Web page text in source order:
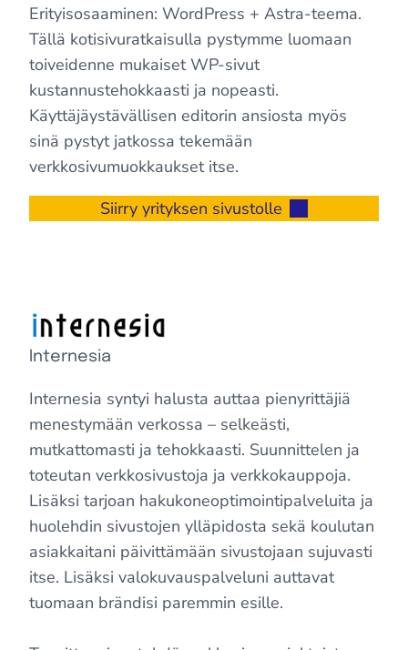
Erityisosaaminen: WordPress + Astra-teema.
Tällä kotisivuratkaisulla pystymme luomaan
toiveidenne mukaiset WP-sivut
kustannustehokkaasti ja nopeasti.
Käyttäjäystävällisen editorin ansiosta myös
sinä pystyt jatkossa tekemään
verkkosivumuokkaukset itse.
Siirry yrityksen sivustolle
Internesia
Internesia syntyi halusta auttaa pienyrittäjiä
menestymään verkossa – selkeästi,
mutkattomasti ja tehokkaasti. Suunnittelen ja
toteutan verkkosivustoja ja verkkokauppoja.
Lisäksi tarjoan hakukoneoptimointipalveluita ja
huolehdin sivustojen ylläpidosta sekä koulutan
asiakkaitani päivittämään sivustojaan sujuvasti
itse. Lisäksi valokuvauspalveluni auttavat
tuomaan brändisi paremmin esille.